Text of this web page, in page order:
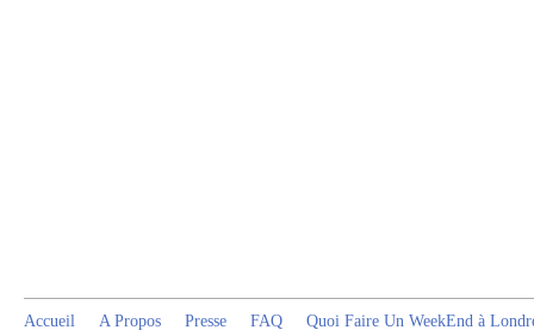
Accueil A Propos Presse FAQ Quoi Faire Un WeekEnd à